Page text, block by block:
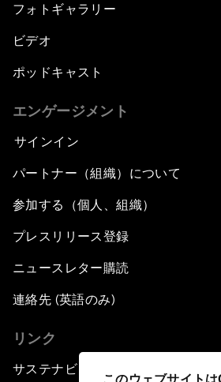
このウェブサイト
フォトギャラリー
ビデオ
ポッドキャスト
エンゲージメント
サインイン
パートナー（組織）について
参加する（個人、組織）
プレスリリース登録
ニュースレター購読
連絡先 (英語のみ)
リンク
サステナビリティへの取り組み